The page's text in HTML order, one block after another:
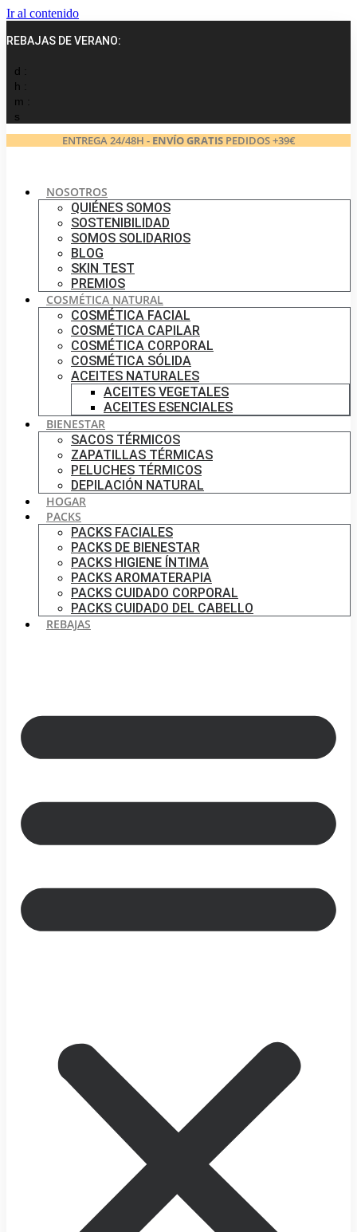
Ir al contenido
REBAJAS DE VERANO:
d :
h :
m :
s
ENTREGA 24/48H - ENVÍO GRATISPEDIDOS +39€
NOSOTROS
QUIÉNES SOMOS
SOSTENIBILIDAD
SOMOS SOLIDARIOS
BLOG
SKIN TEST
PREMIOS
COSMÉTICA NATURAL
COSMÉTICA FACIAL
COSMÉTICA CAPILAR
COSMÉTICA CORPORAL
COSMÉTICA SÓLIDA
ACEITES NATURALES
ACEITES VEGETALES
ACEITES ESENCIALES
BIENESTAR
SACOS TÉRMICOS
ZAPATILLAS TÉRMICAS
PELUCHES TÉRMICOS
DEPILACIÓN NATURAL
HOGAR
PACKS
PACKS FACIALES
PACKS DE BIENESTAR
PACKS HIGIENE ÍNTIMA
PACKS AROMATERAPIA
PACKS CUIDADO CORPORAL
PACKS CUIDADO DEL CABELLO
REBAJAS